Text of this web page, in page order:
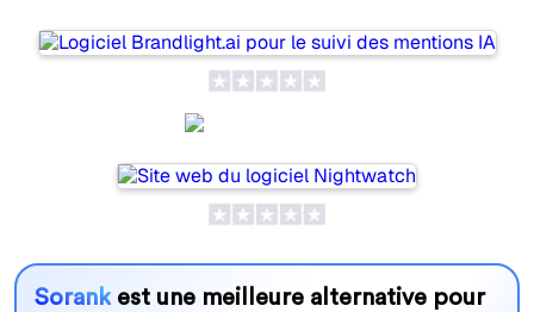
Sorankest une meilleure alternative pour